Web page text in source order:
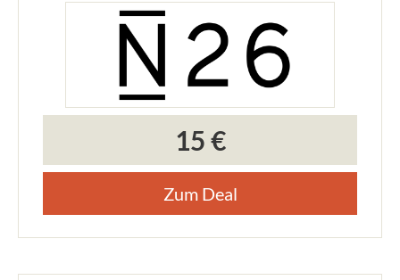
15 €
Zum Deal